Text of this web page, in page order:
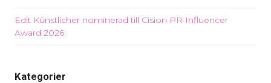
Edit Künstlicher nominerad till Cision PR Influencer
Award 2026
Kategorier